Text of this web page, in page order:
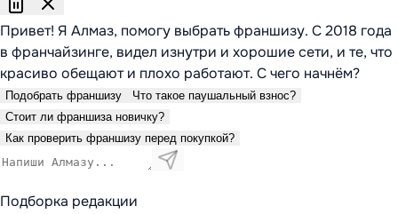
Привет! Я Алмаз, помогу выбрать франшизу. С 2018 года
в франчайзинге, видел изнутри и хорошие сети, и те, что
красиво обещают и плохо работают. С чего начнём?
Подобрать франшизу
Что такое паушальный взнос?
Стоит ли франшиза новичку?
Как проверить франшизу перед покупкой?
Подборка редакции